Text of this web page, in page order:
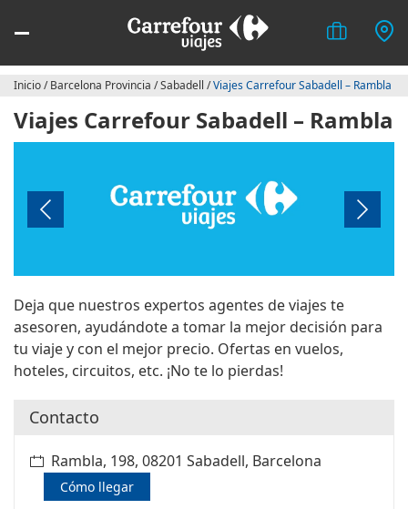
Inicio/Barcelona Provincia /Sabadell /Viajes Carrefour Sabadell – Rambla
Viajes Carrefour Sabadell – Rambla
Deja que nuestros expertos agentes de viajes te
asesoren, ayudándote a tomar la mejor decisión para
tu viaje y con el mejor precio. Ofertas en vuelos,
hoteles, circuitos, etc. ¡No te lo pierdas!
Contacto
Rambla, 198, 08201 Sabadell, Barcelona
Cómo llegar